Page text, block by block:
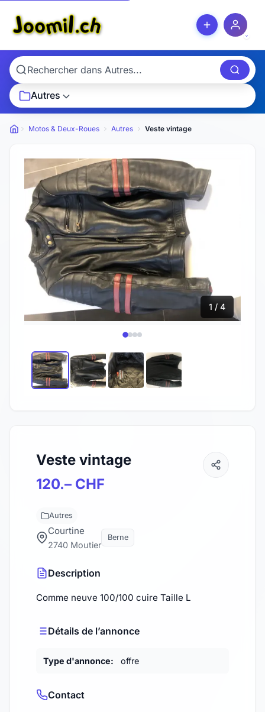
Autres
Petites annonces
Motos & Deux-Roues Autres Veste vintage
1 / 4
Veste vintage
120.– CHF
Autres
Courtine
2740 Moutier
Berne
Description
Comme neuve 100/100 cuire Taille L
Détails de l’annonce
Type d'annonce: offre
Contact